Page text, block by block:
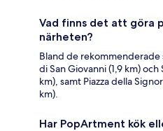
Vad finns det att göra
närheten?
Bland de
di San Giovanni (1,9 km)
km), samt Piazza della
km).
Har PopArtment kök